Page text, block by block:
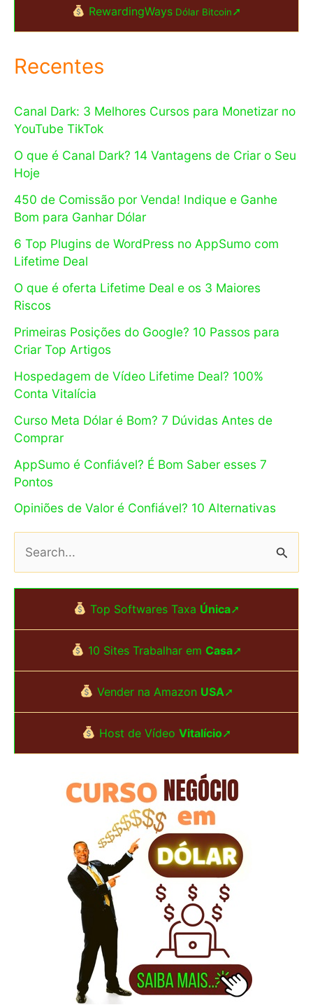
RewardingWays Dólar Bitcoin➚
Recentes
Canal Dark: 3 Melhores Cursos para Monetizar no
YouTube TikTok
O que é Canal Dark? 14 Vantagens de Criar o Seu
Hoje
450 de Comissão por Venda! Indique e Ganhe
Bom para Ganhar Dólar
6 Top Plugins de WordPress no AppSumo com
Lifetime Deal
O que é oferta Lifetime Deal e os 3 Maiores
Riscos
Primeiras Posições do Google? 10 Passos para
Criar Top Artigos
Hospedagem de Vídeo Lifetime Deal? 100%
Conta Vitalícia
Curso Meta Dólar é Bom? 7 Dúvidas Antes de
Comprar
AppSumo é Confiável? É Bom Saber esses 7
Pontos
Opiniões de Valor é Confiável? 10 Alternativas
s
a
p
Top Softwares Taxa Única➚
10 Sites Trabalhar emCasa➚
Vender na Amazon USA➚
Host de Vídeo Vitalício➚